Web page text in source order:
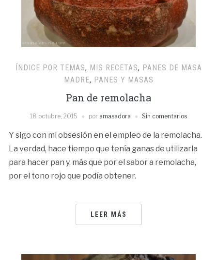
ÍNDICE POR TEMAS, MIS RECETAS, PANES DE MASA
MADRE, PANES Y MASAS
Pan de remolacha
18 octubre, 2015 por amasadora Sin comentarios
Y sigo con mi obsesión en el empleo de la remolacha.
La verdad, hace tiempo que tenía ganas de utilizarla
para hacer pan y, más que por el sabor a remolacha,
por el tono rojo que podía obtener.
LEER MÁS